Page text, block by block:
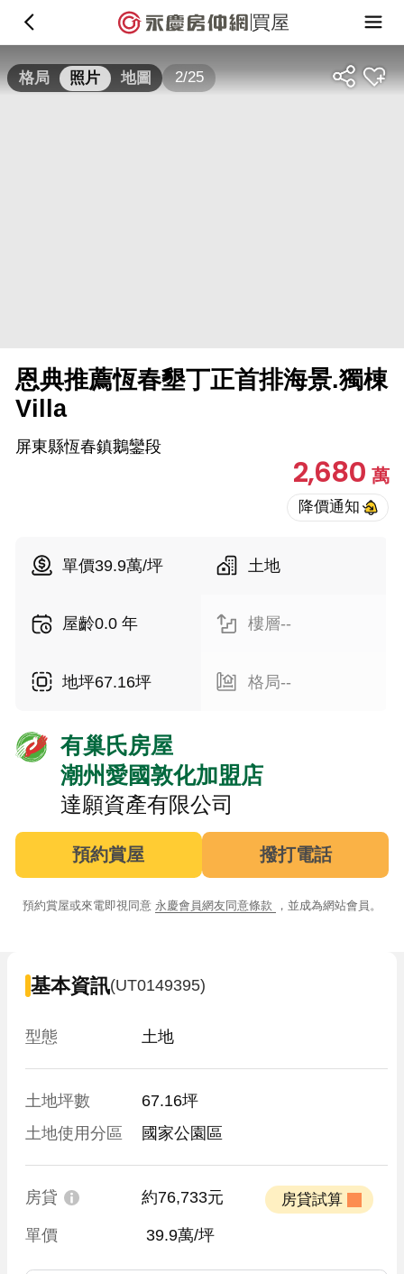
買屋
格局 照片 地圖 2/25
恩典推薦恆春墾丁正首排海景.獨棟
Villa
屏東縣恆春鎮鵝鑾段
2,680萬
單價39.9萬/坪 土地
屋齡0.0 年 樓層--
地坪67.16坪 格局--
有巢氏房屋
潮州愛國敦化加盟店
達願資產有限公司
預約賞屋 撥打電話
預約賞屋或來電即視同意 永慶會員網友同意條款 ，並成為網站會員。
基本資訊(UT0149395)
型態 土地
土地坪數
67.16坪
土地使用分區
國家公園區
房貸 約76,733元
單價 39.9萬/坪